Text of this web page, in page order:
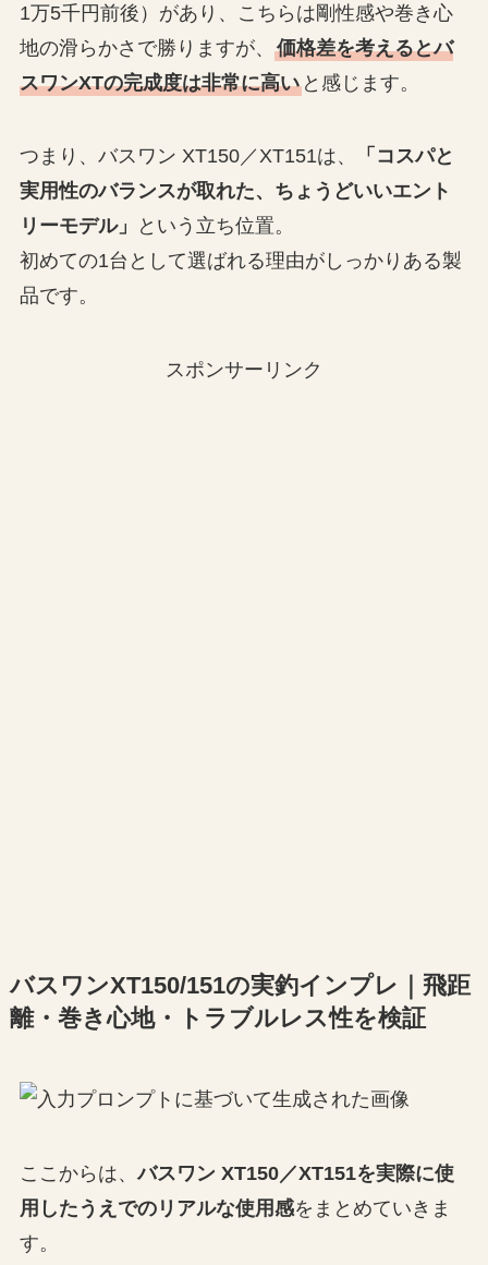
1万5千円前後）があり、こちらは剛性感や巻き心
地の滑らかさで勝りますが、 価格差を考えるとバ
スワンXTの完成度は非常に高いと感じます。
つまり、バスワン XT150／XT151は、
「コスパと
実用性のバランスが取れた、ちょうどいいエント
リーモデル」
という立ち位置。
初めての1台として選ばれる理由がしっかりある製
品です。
スポンサーリンク
バスワンXT150/151の実釣インプレ｜飛距
離・巻き心地・トラブルレス性を検証
ここからは、バスワン XT150／XT151を実際に使
用したうえでのリアルな使用感をまとめていきま
す。